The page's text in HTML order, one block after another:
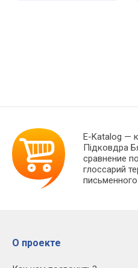
E-Katalog —
Підковдра
сравнение
глоссарий
О проекте